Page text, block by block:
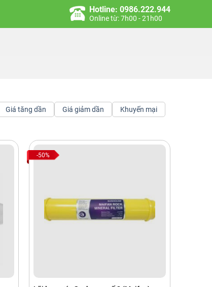
Hotline: 0986.222.944
Online từ: 7h00 - 21h00
Giá tăng dần Giá giảm dần Khuyến mại
-50%